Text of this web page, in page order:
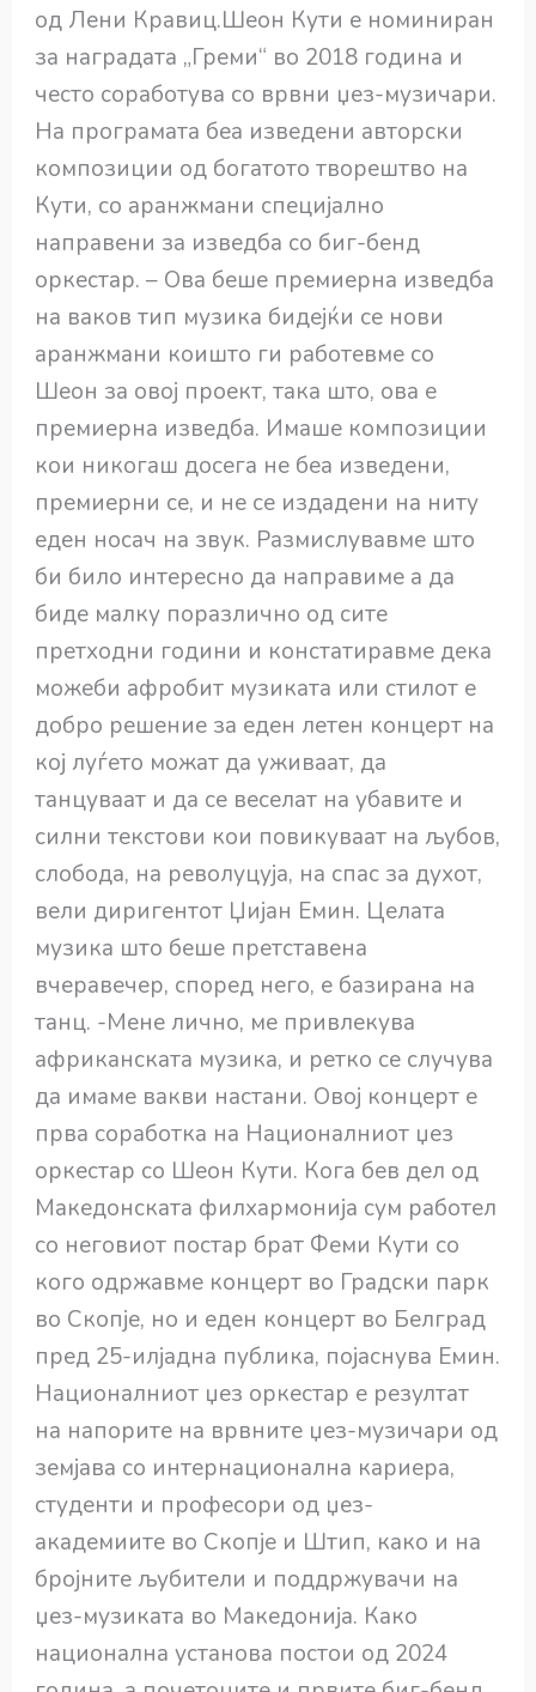
од Лени Кравиц.Шеон Кути е номиниран
за наградата „Греми“ во 2018 година и
често соработува со врвни џез-музичари.
На програмата беа изведени авторски
композиции од богатото творештво на
Кути, со аранжмани специјално
направени за изведба со биг-бенд
оркестар. – Ова беше премиерна изведба
на ваков тип музика бидејќи се нови
аранжмани коишто ги работевме со
Шеон за овој проект, така што, ова е
премиерна изведба. Имаше композиции
кои никогаш досега не беа изведени,
премиерни се, и не се издадени на ниту
еден носач на звук. Размислувавме што
би било интересно да направиме а да
биде малку поразлично од сите
претходни години и констатиравме дека
можеби афробит музиката или стилот е
добро решение за еден летен концерт на
кој луѓето можат да уживаат, да
танцуваат и да се веселат на убавите и
силни текстови кои повикуваат на љубов,
слобода, на револуцуја, на спас за духот,
вели диригентот Џијан Емин. Целата
музика што беше претставена
вчеравечер, според него, е базирана на
танц. -Мене лично, ме привлекува
африканската музика, и ретко се случува
да имаме вакви настани. Овој концерт е
прва соработка на Националниот џез
оркестар со Шеон Кути. Кога бев дел од
Македонската филхармонија сум работел
со неговиот постар брат Феми Кути со
кого одржавме концерт во Градски парк
во Скопје, но и еден концерт во Белград
пред 25-илјадна публика, појаснува Емин.
Националниот џез оркестар е резултат
на напорите на врвните џез-музичари од
земјава со интернационална кариера,
студенти и професори од џез-
академиите во Скопје и Штип, како и на
бројните љубители и поддржувачи на
џез-музиката во Македонија. Како
национална установа постои од 2024